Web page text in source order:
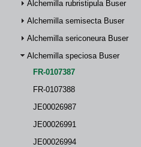
Alchemilla rubristipula Buser
Alchemilla semisecta Buser
Alchemilla sericoneura Buser
Alchemilla speciosa Buser
FR-0107387
FR-0107388
JE00026987
JE00026991
JE00026994